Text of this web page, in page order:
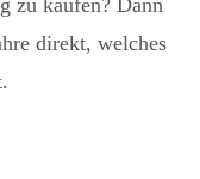
zu kaufen? Dann
direkt, welches